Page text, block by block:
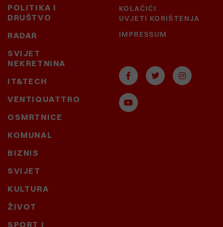
POLITIKA I
DRUŠTVO
RADAR
SVIJET
NEKRETNINA
IT&TECH
VENTIQUATTRO
OSMRTNICE
KOMUNAL
BIZNIS
SVIJET
KULTURA
ŽIVOT
SPORT I
KOLAČIĆI
UVJETI KORIŠTENJA
IMPRESSUM